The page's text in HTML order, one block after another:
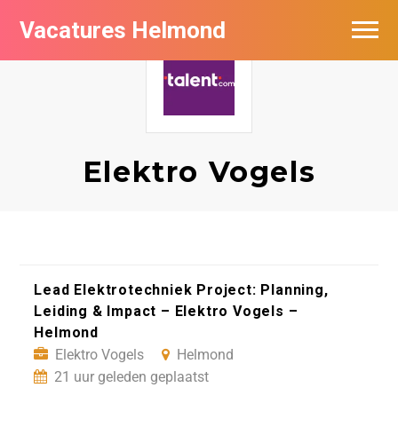
Vacatures Helmond
Elektro Vogels
Lead Elektrotechniek Project: Planning,
Leiding & Impact – Elektro Vogels –
Helmond
Elektro Vogels
Helmond
21 uur geleden geplaatst
Vacatures bij bedrijven in Helmond
De populairste vacatures in Helmond